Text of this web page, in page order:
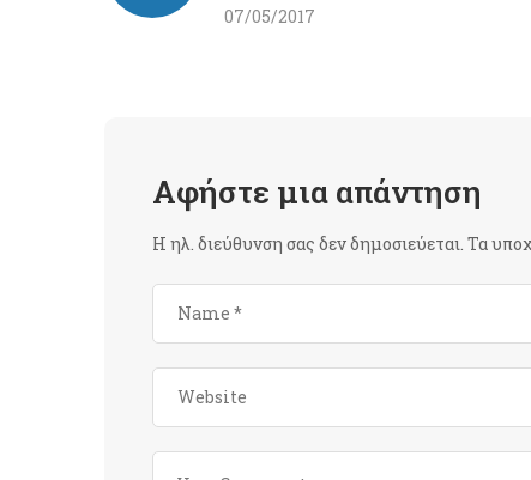
07/05/2017
Αφήστε μια απάντηση
Η ηλ. διεύθυνση σας δεν δημοσιεύεται. Τα